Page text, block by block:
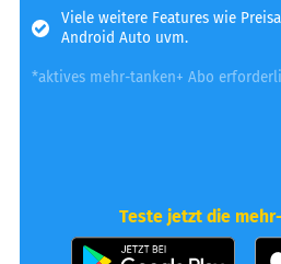
Viele weitere Features wie
Android Auto uvm.
*aktives mehr-tanken+ Abo
Teste jetzt die